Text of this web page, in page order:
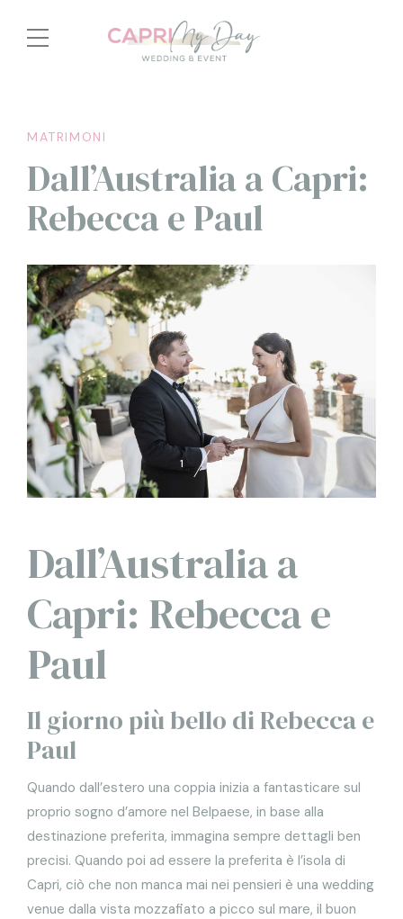
MATRIMONI
Dall’Australia a Capri:
Rebecca e Paul
1 1
Dall’Australia a
Capri: Rebecca e
Paul
Il giorno più bello di Rebecca e
Paul
Quando dall’estero una coppia inizia a fantasticare sul
proprio sogno d’amore nel Belpaese, in base alla
destinazione preferita, immagina sempre dettagli ben
precisi. Quando poi ad essere la preferita è l’isola di
Capri, ciò che non manca mai nei pensieri è una wedding
venue dalla vista mozzafiato a picco sul mare, il buon